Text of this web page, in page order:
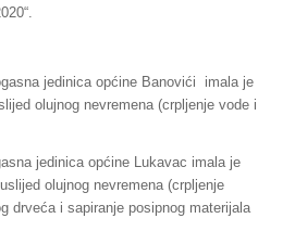
jedinica općine Banovići imala je
olujnog nevremena (crpljenje vode i
jedinica općine Lukavac imala je
olujnog nevremena (crpljenje
drveća i sapiranje posipnog materijala